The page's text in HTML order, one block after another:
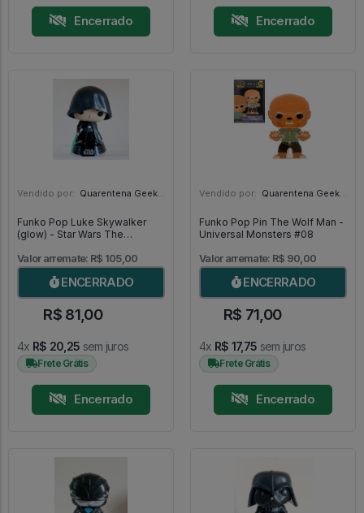
Encerrado Encerrado
Vendido por: Quarentena Geek Store - SP
Funko Pop Luke Skywalker
(glow) - Star Wars The
Valor arremate: R$ 105,00
ENCERRADO
R$ 81,00
4x R$ 20,25 sem juros
Frete Grátis
Encerrado
Vendido por: Quarentena Geek Store - SP
Funko Pop Pin The Wolf Man -
Universal Monsters #08
Valor arremate: R$ 90,00
ENCERRADO
R$ 71,00
4x R$ 17,75 sem juros
Frete Grátis
Encerrado